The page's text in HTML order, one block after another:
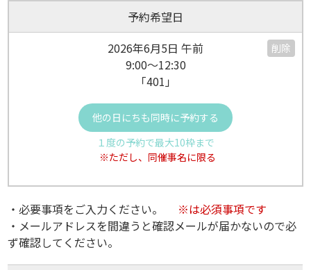
予約希望日
2026年6月5日 午前
9:00～12:30
「401」
削除
他の日にちも同時に予約する
１度の予約で最大10枠まで
※ただし、同催事名に限る
・必要事項をご入力ください。
※は必須事項です
・メールアドレスを間違うと確認メールが届かないので必
ず確認してください。